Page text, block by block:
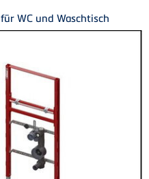
WC und Waschtisch